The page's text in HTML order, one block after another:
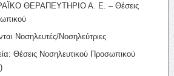
ΘΕΡΑΠΕΥΤΗΡΙΟ Α. Ε. – Θέσεις
Νοσηλευτές/Νοσηλεύτριες
Θέσεις Νοσηλευτικού Προσωπικού